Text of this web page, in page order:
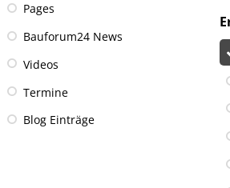
Pages
Bauforum24 News
Videos
Termine
Blog Einträge